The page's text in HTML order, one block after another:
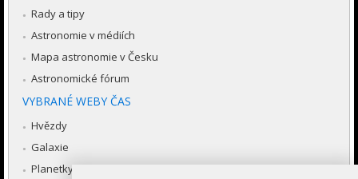
Rady a tipy
Astronomie v médiích
Mapa astronomie v Česku
Astronomické fórum
VYBRANÉ WEBY ČAS
Hvězdy
Galaxie
Planetky